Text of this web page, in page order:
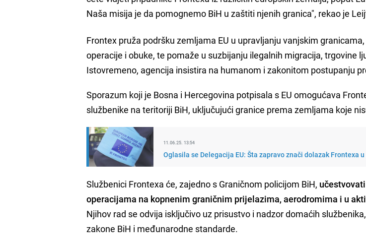
Naša misija je da pomognemo BiH u zaštiti njenih granica", rekao je
Frontex pruža podršku zemljama EU u upravljanju vanjskim
operacije i obuke, te pomaže u suzbijanju ilegalnih migracija, trgovine
Istovremeno, agencija insistira na humanom i zakonitom postupanju
Sporazum koji je Bosna i Hercegovina potpisala s EU omogućava
službenike na teritoriji BiH, uključujući granice prema zemljama koje
11.06.25. 13:54
Oglasila se Delegacija EU: Šta zapravo znači dolazak Frontexa
Službenici Frontexa će, zajedno s Graničnom policijom BiH,
operacijama na kopnenim graničnim prijelazima, aerodromima i u
Njihov rad se odvija isključivo uz prisustvo i nadzor domaćih
zakone BiH i međunarodne standarde.